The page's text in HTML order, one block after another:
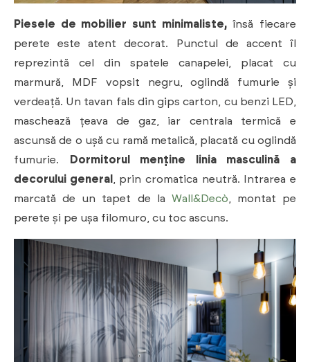
Piesele de mobilier sunt minimaliste,însă fiecare
perete este atent decorat. Punctul de accent îl
reprezintă cel din spatele canapelei, placat cu
marmură, MDF vopsit negru, oglindă fumurie și
verdeață. Un tavan fals din gips carton, cu benzi LED,
maschează țeava de gaz, iar centrala termică e
ascunsă de o ușă cu ramă metalică, placată cu oglindă
fumurie.
Dormitorul menține linia masculină a
decorului general
, prin cromatica neutră. Intrarea e
marcată de un tapet de la Wall&Decò , montat pe
perete și pe ușa filomuro, cu toc ascuns.